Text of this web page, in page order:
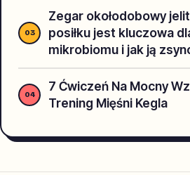
Zegar okołodobowy
posiłku jest kluczowa
mikrobiomu i jak ją
7 Ćwiczeń Na Mocny
Trening Mięśni Kegla